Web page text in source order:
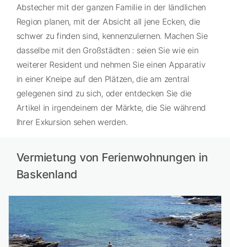
Abstecher mit der ganzen Familie in der ländlichen
Region planen, mit der Absicht all jene Ecken, die
schwer zu finden sind, kennenzulernen. Machen Sie
dasselbe mit den Großstädten : seien Sie wie ein
weiterer Resident und nehmen Sie einen Apparativ
in einer Kneipe auf den Plätzen, die am zentral
gelegenen sind zu sich, oder entdecken Sie die
Artikel in irgendeinem der Märkte, die Sie während
Ihrer Exkursion sehen werden.
Vermietung von Ferienwohnungen in
Baskenland